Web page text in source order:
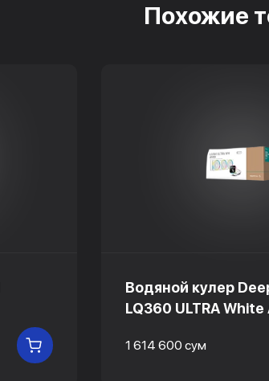
Похожие
В КОРЗИНУ
Водяной кулер
LQ360 ULTRA White
1 614 600 сум